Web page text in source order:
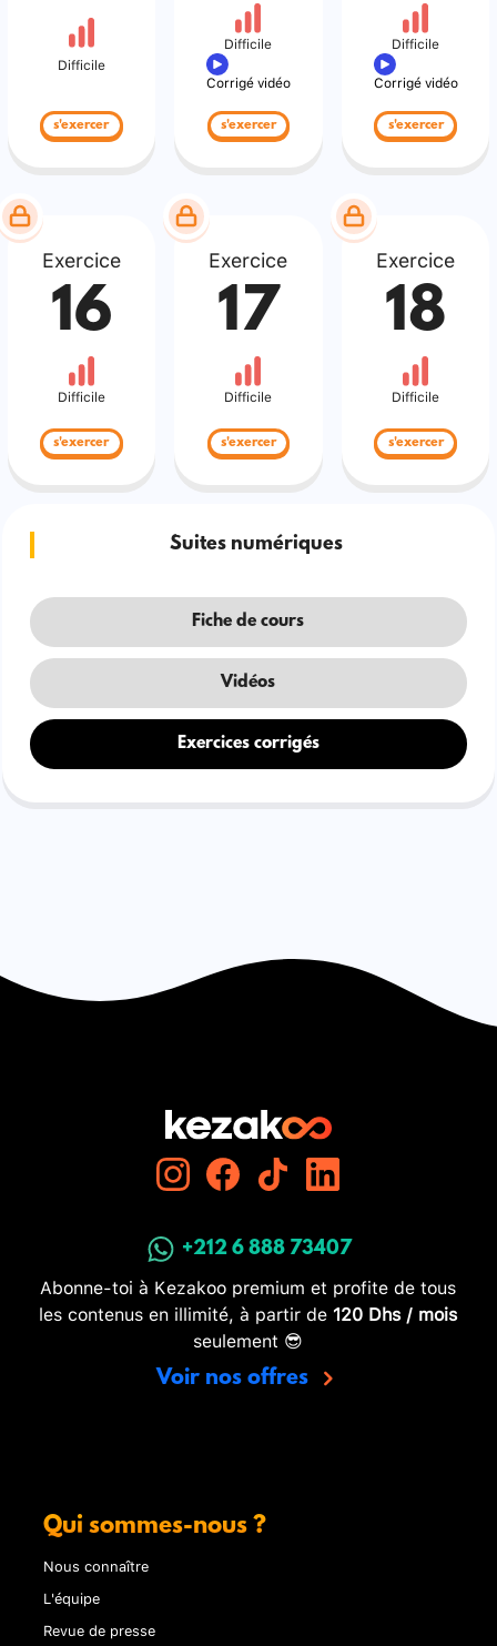
Difficile
s'exercer
Difficile
Corrigé vidéo
s'exercer
Difficile
Corrigé vidéo
s'exercer
Exercice
16
Difficile
s'exercer
Exercice
17
Difficile
s'exercer
Exercice
18
Difficile
s'exercer
Suites numériques
Fiche de cours
Vidéos
Exercices corrigés
+212 6 888 73407
Abonne-toi à Kezakoo premium et profite de tous
les contenus en illimité, à partir de 120 Dhs / mois
seulement 😎
Voir nos offres
Qui sommes-nous ?
Nous connaître
L'équipe
Revue de presse